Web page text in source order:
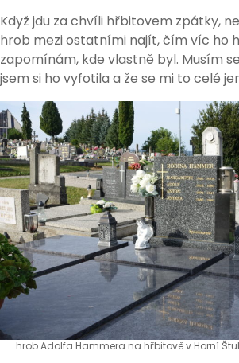
Když jdu za chvíli hřbitovem zpátky,
hrob mezi ostatními najít, čím víc ho
zapomínám, kde vlastně byl. Musím
jsem si ho vyfotila a že se mi to celé
hrob Adolfa Hammera na hřbitově v Horní